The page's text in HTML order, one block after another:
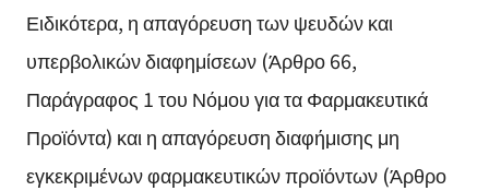
Ειδικότερα, η απαγόρευση των ψευδών και
υπερβολικών διαφημίσεων (Άρθρο 66,
Παράγραφος 1 του Νόμου για τα Φαρμακευτικά
Προϊόντα) και η απαγόρευση διαφήμισης μη
εγκεκριμένων φαρμακευτικών προϊόντων (Άρθρο